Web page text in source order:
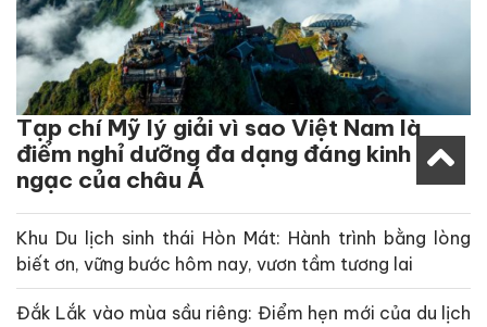
Tạp chí Mỹ lý giải vì sao Việt Nam là
điểm nghỉ dưỡng đa dạng đáng kinh
ngạc của châu Á
Khu Du lịch sinh thái Hòn Mát: Hành trình bằng lòng
biết ơn, vững bước hôm nay, vươn tầm tương lai
Đắk Lắk vào mùa sầu riêng: Điểm hẹn mới của du lịch